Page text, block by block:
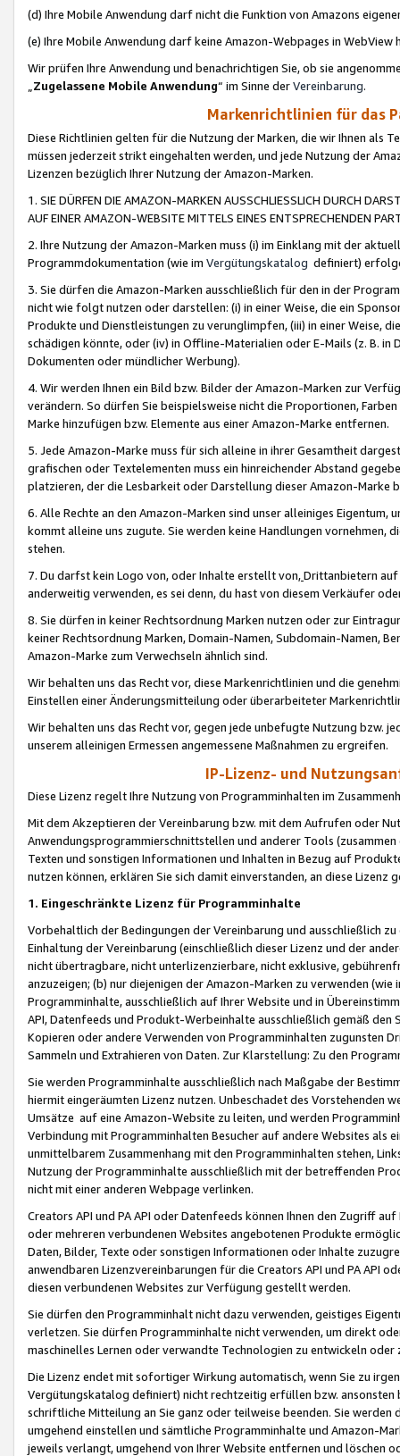
(d) Ihre Mobile Anwendung darf nicht die Funktion von Amazons
(e) Ihre Mobile Anwendung darf keine Amazon-Webpages in WebView
Wir prüfen Ihre Anwendung und benachrichtigen Sie, ob sie
„Zugelassene Mobile Anwendung“ im Sinne derVereinbarung.
Markenrichtlinien für das
Diese Richtlinien gelten für die Nutzung der Marken, die wir Ihnen als
müssen jederzeit strikt eingehalten werden, und jede Nutzung der
Lizenzen bezüglich Ihrer Nutzung der Amazon-Marken.
1. SIE DÜRFEN DIE AMAZON-MARKEN AUSSCHLIESSLICH DURCH
AUF EINER AMAZON-WEBSITE MITTELS EINES ENTSPRECHENDEN
2. Ihre Nutzung der Amazon-Marken muss (i) im Einklang mit der
Programmdokumentation (wie im Vergütungskatalog definiert)
3. Sie dürfen die Amazon-Marken ausschließlich für den in der
nicht wie folgt nutzen oder darstellen: (i) in einer Weise, die ein
Produkte und Dienstleistungen zu verunglimpfen, (iii) in einer Weise,
schädigen könnte, oder (iv) in Offline-Materialien oder E-Mails (z. B. in
Dokumenten oder mündlicher Werbung).
4. Wir werden Ihnen ein Bild bzw. Bilder der Amazon-Marken zur
verändern. So dürfen Sie beispielsweise nicht die Proportionen,
Marke hinzufügen bzw. Elemente aus einer Amazon-Marke entfernen.
5. Jede Amazon-Marke muss für sich alleine in ihrer Gesamtheit
grafischen oder Textelementen muss ein hinreichender Abstand
platzieren, der die Lesbarkeit oder Darstellung dieser Amazon-Marke
6. Alle Rechte an den Amazon-Marken sind unser alleiniges
kommt alleine uns zugute. Sie werden keine Handlungen vornehmen,
stehen.
7. Du darfst kein Logo von, oder Inhalte erstellt von,Drittanbietern auf
anderweitig verwenden, es sei denn, du hast von diesem Verkäufer
8. Sie dürfen in keiner Rechtsordnung Marken nutzen oder zur
keiner Rechtsordnung Marken, Domain-Namen, Subdomain-Namen,
Amazon-Marke zum Verwechseln ähnlich sind.
Wir behalten uns das Recht vor, diese Markenrichtlinien und die
Einstellen einer Änderungsmitteilung oder überarbeiteter
Wir behalten uns das Recht vor, gegen jede unbefugte Nutzung bzw.
unserem alleinigen Ermessen angemessene Maßnahmen zu ergreifen.
IP-Lizenz- und
Diese Lizenz regelt Ihre Nutzung von Programminhalten im
Mit dem Akzeptieren der Vereinbarung bzw. mit dem Aufrufen oder
Anwendungsprogrammierschnittstellen und anderer Tools (zusammen
Texten und sonstigen Informationen und Inhalten in Bezug auf
nutzen können, erklären Sie sich damit einverstanden, an diese Lizenz
1. Eingeschränkte Lizenz für Programminhalte
Vorbehaltlich der Bedingungen der Vereinbarung und ausschließlich
Einhaltung der Vereinbarung (einschließlich dieser Lizenz und der
nicht übertragbare, nicht unterlizenzierbare, nicht exklusive,
anzuzeigen; (b) nur diejenigen der Amazon-Marken zu verwenden
Programminhalte, ausschließlich auf Ihrer Website und in
API, Datenfeeds und Produkt-Werbeinhalte ausschließlich gemäß
Kopieren oder andere Verwenden von Programminhalten zugunsten
Sammeln und Extrahieren von Daten. Zur Klarstellung: Zu den
Sie werden Programminhalte ausschließlich nach Maßgabe der
hiermit eingeräumten Lizenz nutzen. Unbeschadet des Vorstehenden
Umsätze auf eine Amazon-Website zu leiten, und werden
Verbindung mit Programminhalten Besucher auf andere Websites als
unmittelbarem Zusammenhang mit den Programminhalten stehen,
Nutzung der Programminhalte ausschließlich mit der betreffenden
nicht mit einer anderen Webpage verlinken.
Creators API und PA API oder Datenfeeds können Ihnen den Zugriff
oder mehreren verbundenen Websites angebotenen Produkte
Daten, Bilder, Texte oder sonstigen Informationen oder Inhalte
anwendbaren Lizenzvereinbarungen für die Creators API und PA API
diesen verbundenen Websites zur Verfügung gestellt werden.
Sie dürfen den Programminhalt nicht dazu verwenden, geistiges
verletzen. Sie dürfen Programminhalte nicht verwenden, um direkt
maschinelles Lernen oder verwandte Technologien zu entwickeln
Die Lizenz endet mit sofortiger Wirkung automatisch, wenn Sie zu
Vergütungskatalog definiert) nicht rechtzeitig erfüllen bzw. ansonsten
schriftliche Mitteilung an Sie ganz oder teilweise beenden. Sie werden
umgehend einstellen und sämtliche Programminhalte und Amazon-
jeweils verlangt, umgehend von Ihrer Website entfernen und löschen